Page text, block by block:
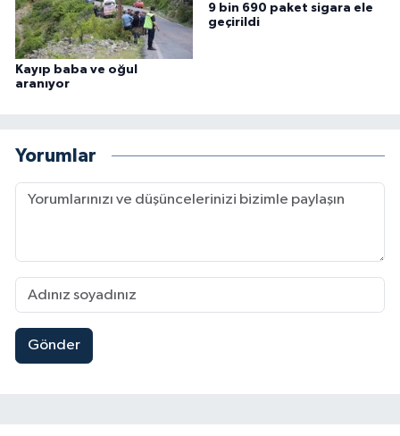
Kayıp baba ve oğul
aranıyor
9 bin 690 paket sigara ele
geçirildi
Yorumlar
Gönder